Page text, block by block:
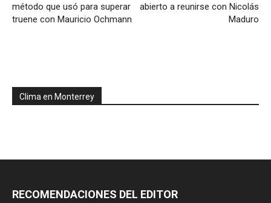
método que usó para superar
truene con Mauricio Ochmann
abierto a reunirse con Nicolás
Maduro
Clima en Monterrey
RECOMENDACIONES DEL EDITOR